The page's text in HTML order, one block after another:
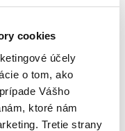
cookies
účely
o tom, ako
Vášho
ktoré nám
Tretie strany